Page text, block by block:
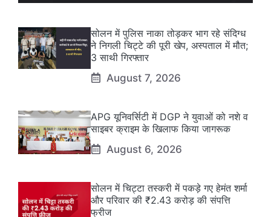
सोलन में पुलिस नाका तोड़कर भाग रहे संदिग्ध
ने निगली चिट्टे की पूरी खेप, अस्पताल में मौत;
3 साथी गिरफ्तार
August 7, 2026
APG यूनिवर्सिटी में DGP ने युवाओं को नशे व
साइबर क्राइम के खिलाफ किया जागरूक
August 6, 2026
सोलन में चिट्टा तस्करी में पकड़े गए हेमंत शर्मा
और परिवार की ₹2.43 करोड़ की संपत्ति
फ्रीज